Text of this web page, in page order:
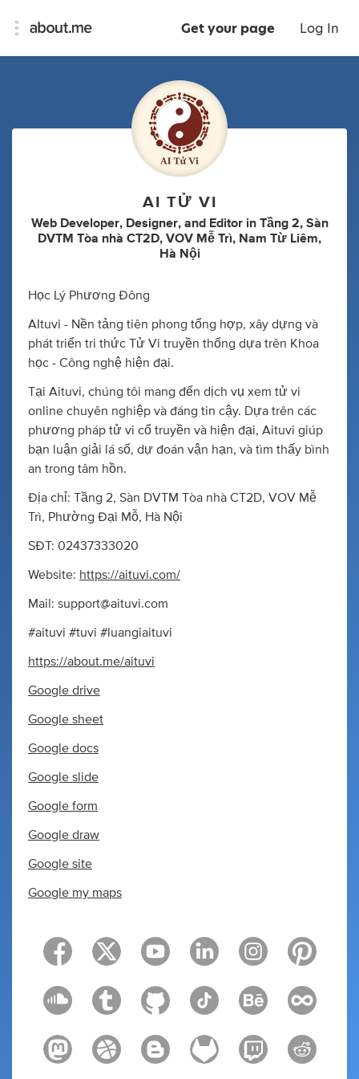
Get your page Log In
AI TỬ VI
Web Developer, Designer, and Editor in Tầng 2, Sàn
DVTM Tòa nhà CT2D, VOV Mễ Trì, Nam Từ Liêm,
Hà Nội
Học Lý Phương Đông
AItuvi - Nền tảng tiên phong tổng hợp, xây dựng và
phát triển tri thức Tử Vi truyền thống dựa trên Khoa
học - Công nghệ hiện đại.
Tại Aituvi, chúng tôi mang đến dịch vụ xem tử vi
online chuyên nghiệp và đáng tin cậy. Dựa trên các
phương pháp tử vi cổ truyền và hiện đại, Aituvi giúp
bạn luận giải lá số, dự đoán vận hạn, và tìm thấy bình
an trong tâm hồn.
Địa chỉ: Tầng 2, Sàn DVTM Tòa nhà CT2D, VOV Mễ
Trì, Phường Đại Mỗ, Hà Nội
SĐT: 02437333020
Website: https://aituvi.com/
Mail: support@aituvi.com
#aituvi #tuvi #luangiaituvi
https://about.me/aituvi
Google drive
Google sheet
Google docs
Google slide
Google form
Google draw
Google site
Google my maps